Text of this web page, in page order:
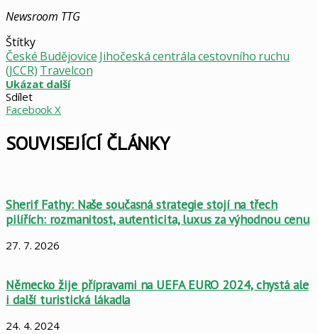
Newsroom TTG
Štítky
České Budějovice Jihočeská centrála cestovního ruchu
(JCCR) Travelcon
Ukázat další
Sdílet
Facebook X
SOUVISEJÍCÍ ČLÁNKY
Sherif Fathy: Naše současná strategie stojí na třech
pilířích: rozmanitost, autenticita, luxus za výhodnou cenu
27. 7. 2026
Německo žije přípravami na UEFA EURO 2024, chystá ale
i další turistická lákadla
24. 4. 2024